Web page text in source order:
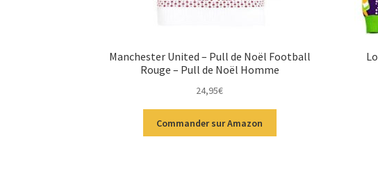
Manchester United – Pull de Noël Football
Rouge – Pull de Noël Homme
24,95€
Commander sur Amazon